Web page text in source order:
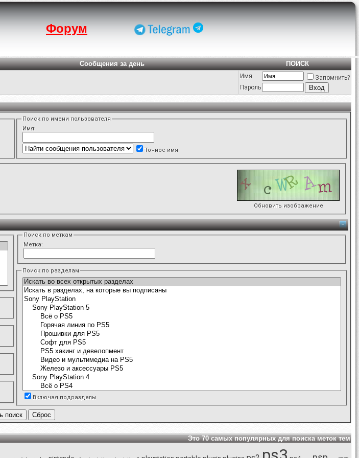
Форум
Сообщения за день
ПОИСК
Имя
Запомнить?
Пароль
Поиск по имени пользователя
Имя:
Точное имя
Обновить изображение
Поиск по меткам
Метка:
Поиск по разделам
Включая подразделы
Это 70 самых популярных для поиска меток тем